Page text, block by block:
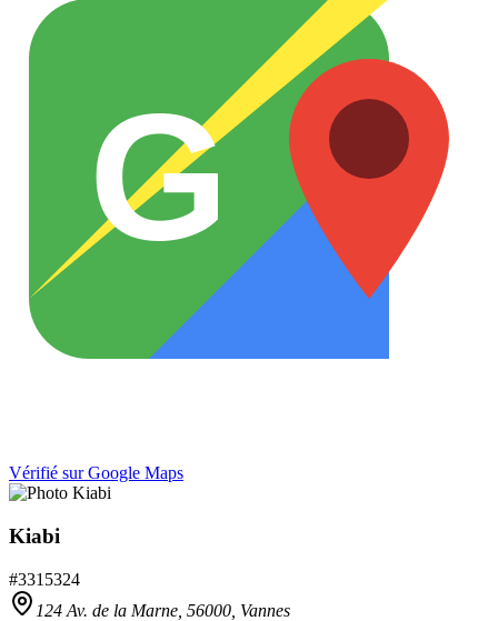
G
Vérifié sur Google Maps
Kiabi
#3315324
124 Av. de la Marne, 56000 Vannes